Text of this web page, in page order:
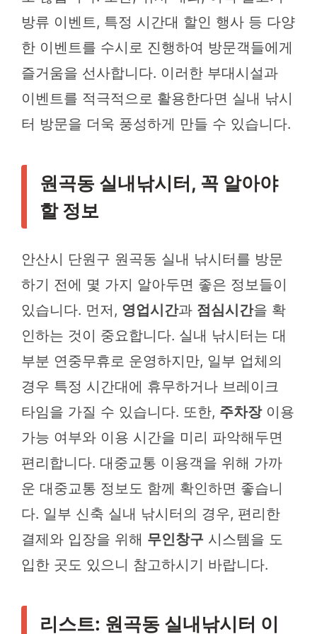
방류 이벤트, 특정 시간대 할인 행사 등 다양
한 이벤트를 수시로 진행하여 방문객들에게
즐거움을 선사합니다. 이러한 부대시설과
이벤트를 적극적으로 활용한다면 실내 낚시
터 방문을 더욱 풍성하게 만들 수 있습니다.
원곡동 실내낚시터, 꼭 알아야
할 정보
안산시 단원구 원곡동 실내 낚시터를 방문
하기 전에 몇 가지 알아두면 좋은 정보들이
있습니다. 먼저, 영업시간과 점심시간을 확
인하는 것이 중요합니다. 실내 낚시터는 대
부분 연중무휴로 운영하지만, 일부 업체의
경우 특정 시간대에 휴무하거나 브레이크
타임을 가질 수 있습니다. 또한, 주차장이용
가능 여부와 이용 시간을 미리 파악해두면
편리합니다. 대중교통 이용객을 위해 가까
운 대중교통 정보도 함께 확인하면 좋습니
다. 일부 신축 실내 낚시터의 경우, 편리한
결제와 입장을 위해 무인창구 시스템을 도
입한 곳도 있으니 참고하시기 바랍니다.
리스트: 원곡동 실내낚시터 이